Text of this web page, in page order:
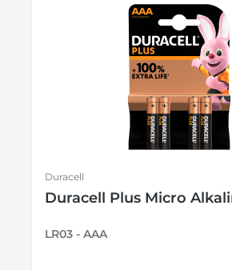
Duracell
Duracell Plus Micro
LR03 - AAA